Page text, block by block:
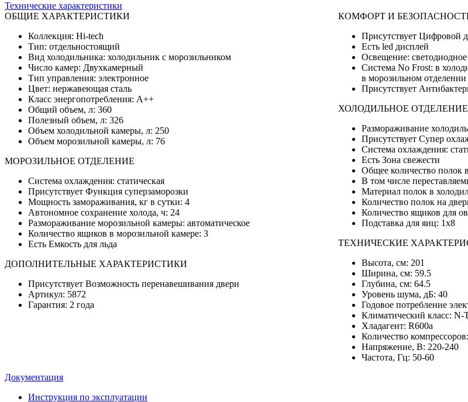
Технические характеристики
ОБЩИЕ ХАРАКТЕРИСТИКИ
Коллекция: Hi-tech
Тип: отдельностоящий
Вид холодильника: холодильник с морозильником
Число камер: Двухкамерный
Тип управления: электронное
Цвет: нержавеющая сталь
Класс энергопотребления: А++
Общий объем, л: 360
Полезный объем, л: 326
Объем холодильной камеры, л: 250
Объем морозильной камеры, л: 76
КОМФОРТ И
Присутствует Цифровой
Есть led дисплей
Освещение: светодиодное
Система No Frost: в
в морозильном отделении
Присутствует
ХОЛОДИЛЬНОЕ ОТДЕЛЕНИЕ
Размораживание
Присутствует Супер
Система охлаждения:
Есть Зона свежести
Общее количество полок
В том числе
Материал полок в
Количество полок на
Количество ящиков для
Подставка для яиц: 1х8
МОРОЗИЛЬНОЕ ОТДЕЛЕНИЕ
Система охлаждения: статическая
Присутствует Функция суперзаморозки
Мощность замораживания, кг в сутки: 4
Автономное сохранение холода, ч: 24
Размораживание морозильной камеры: автоматическое
Количество ящиков в морозильной камере: 3
Есть Емкость для льда
ТЕХНИЧЕСКИЕ
Высота, см: 201
Ширина, см: 59.5
Глубина, см: 64.5
Уровень шума, дБ: 40
Годовое потребление
Климатический класс: N-
Хладагент: R600a
Количество
Напряжение, В: 220-240
Частота, Гц: 50-60
ДОПОЛНИТЕЛЬНЫЕ ХАРАКТЕРИСТИКИ
Присутствует Возможность перенавешивания двери
Артикул: 5872
Гарантия: 2 года
Документация
Инструкция по эксплуатации